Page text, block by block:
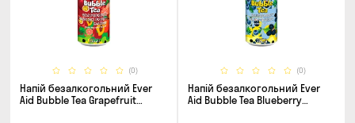
(0)
Напій безалкогольний Ever
Aid Bubble Tea Grapefruit
(0)
Напій безалкогольний Ever
Aid Bubble Tea Blueberry